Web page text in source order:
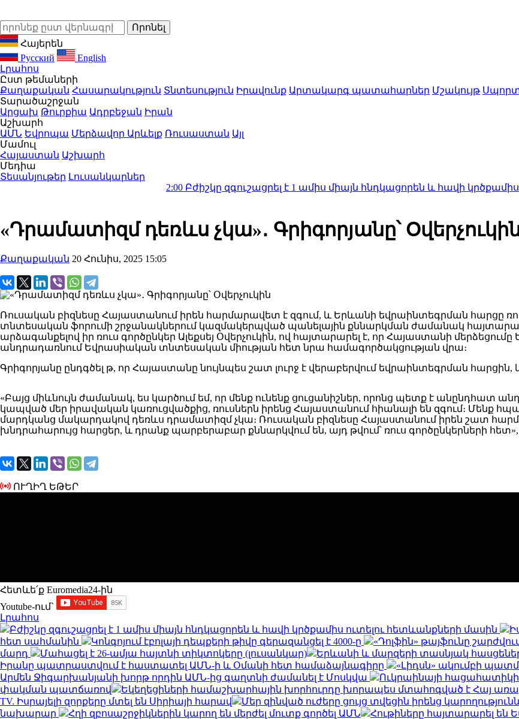
Հայերեն
Русский
English
Լրահոս
Ըստ թեմաների
Քաղաքական Հասարակություն Տնտեսություն Իրավունք Արտակարգ պատահարներ Մշակույթ
Տարածաշրջան
Արցախ Թուրքիա Ադրբեջան Իրան
Աշխարհ
ԱՄՆ Եվրոպա Մերձավոր Արևելք Ռուսաստան Այլ
Մամուլ
Հայաստան Աշխարհ
Մեդիա
Տեսանյութեր Լուսանկարներ
Բժիշկը զգուշացրել է 1 ամիս միայն հնդկացորեն և հավի կրծքամիս ուտելու
«Դրամատիզմ դեռևս չկա»․ Գրիգորյանը՝
Քաղաքական 20 Հունիս, 2025 15:05
Ռուսական բիզնեսը Հայաստանում իրեն հարմարավետ է զգում, և Երևանի եվրաինտեգրման հարցը
տնտեսական ֆորումի շրջանակներում կազմակերպված պանելային քննարկման ժամանակ
արձագանքելով իր ռուս գործընկեր Ալեքսեյ Օվերչուկին, ով հայտարարել է, որ Հայաստանի
անդրադառնում Եվրասիական տնտեսական միության հետ նրա համագործակցության վրա։
Գրիգորյանը ընդգծել թ, որ Հայաստանը նույնպես շատ լուրջ է վերաբերվում եվրաինտեգրման հարցին,
«Բայց միևնույն ժամանակ, ես կարծում եմ, որ մենք ունենք ցուցանիշներ, որոնց պետք է անընդհատ
կապված մեր իրավական կառուցվածքից, ռուսներն իրենց Հայաստանում հիանալի են զգում։ Մենք
մարդկանց մակարդակով դեռևս դրամատիզմ չկա։ Ռուսական բիզնեսը Հայաստանում իրեն շատ
խնդրահարույց հարցեր, և դրանք պարբերաբար քննարկվում են, այդ թվում՝ ռուս գործընկերների
ՈՒՂԻՂ ԵԹԵՐ
Հետևե՛ք Euromedia24-ին
Youtube-ում`
Լրահոս
Բժիշկը զգուշացրել է 1 ամիս միայն հնդկացորեն և հավի կրծքամիս ուտելու հետևանքների մասին
հետ սահմանին
Կոնգոյում էբոլայի դեպքերի թիվը գերազանցել է 4000-ը
«Դոլֆին» թայֆունը
մարդ
Մահացել է 26-ամյա հայտնի տիկտոկերը (լուսանկար)
Երևանի և մարզերի տասնյակ
Իրանը պատրաստվում է հաստատել ԱՄՆ-ի և Օմանի հետ համաձայնագիրը
«Լիդսն» ակումբի
Արմեն Ջիգարխանյանի խորթ որդին ԱՄՆ-ից գաղտնի ժամանել է Մոսկվա
Ուկրաինայի հացահատիկի
փակման պատճառով
Եկեղեցիների համաշխարհային խորհուրդը խորապես մտահոգված է Հայ
TV. Իսրայելի զորքերը մտել են Սիրիայի հարավ
Մեր զինված ուժերը ցույց տվեցին իրենց
նախարար
Հղի զբոսաշրջիկներին կարող են մերժել մուտք գործել ԱՄՆ
Հութիները հայտարարել են